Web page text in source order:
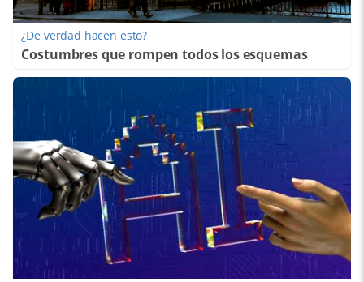
¿De verdad hacen esto?
Costumbres que rompen todos los esquemas